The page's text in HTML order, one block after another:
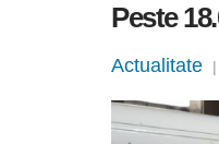
Peste
Actualitate |